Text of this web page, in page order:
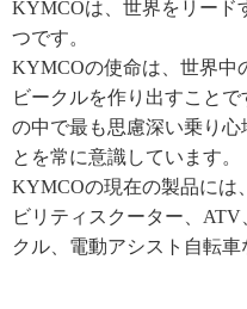
KYMCOは、世界をリード
つです。
KYMCOの使命は、世界中
ビークルを作り出すこと
の中で最も思慮深い乗り
とを常に意識しています。
KYMCOの現在の製品には
ビリティスクーター、
クル、電動アシスト自転車